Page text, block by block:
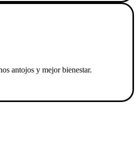
antojos y mejor bienestar.